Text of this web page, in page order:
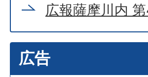
広報薩摩川内
広告